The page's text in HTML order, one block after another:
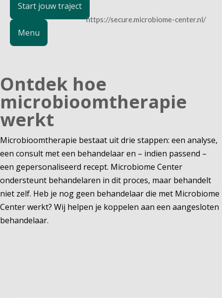
Start jouw traject
https://secure.microbiome-center.nl/
Menu
Ontdek hoe
microbioomtherapie
werkt
Microbioomtherapie bestaat uit drie stappen: een analyse,
een consult met een behandelaar en – indien passend –
een gepersonaliseerd recept. Microbiome Center
ondersteunt behandelaren in dit proces, maar behandelt
niet zelf. Heb je nog geen behandelaar die met Microbiome
Center werkt? Wij helpen je koppelen aan een aangesloten
behandelaar.